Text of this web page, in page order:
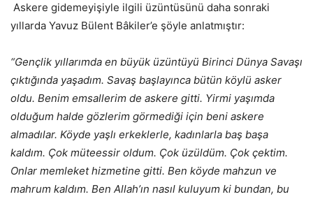
Askere gidemeyişiyle ilgili üzüntüsünü daha sonraki
yıllarda Yavuz Bülent Bâkiler’e şöyle anlatmıştır:
“Gençlik yıllarımda en büyük üzüntüyü Birinci Dünya Savaşı
çıktığında yaşadım. Savaş başlayınca bütün köylü asker
oldu. Benim emsallerim de askere gitti. Yirmi yaşımda
olduğum halde gözlerim görmediği için beni askere
almadılar. Köyde yaşlı erkeklerle, kadınlarla baş başa
kaldım. Çok müteessir oldum. Çok üzüldüm. Çok çektim.
Onlar memleket hizmetine gitti. Ben köyde mahzun ve
mahrum kaldım. Ben Allah’ın nasıl kuluyum ki bundan, bu